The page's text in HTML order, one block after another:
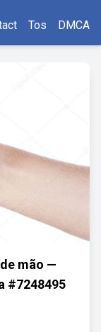
Tos DMCA
mão —
#7248495